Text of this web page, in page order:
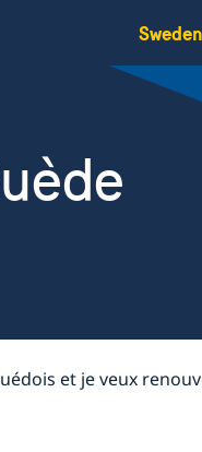
et je veux